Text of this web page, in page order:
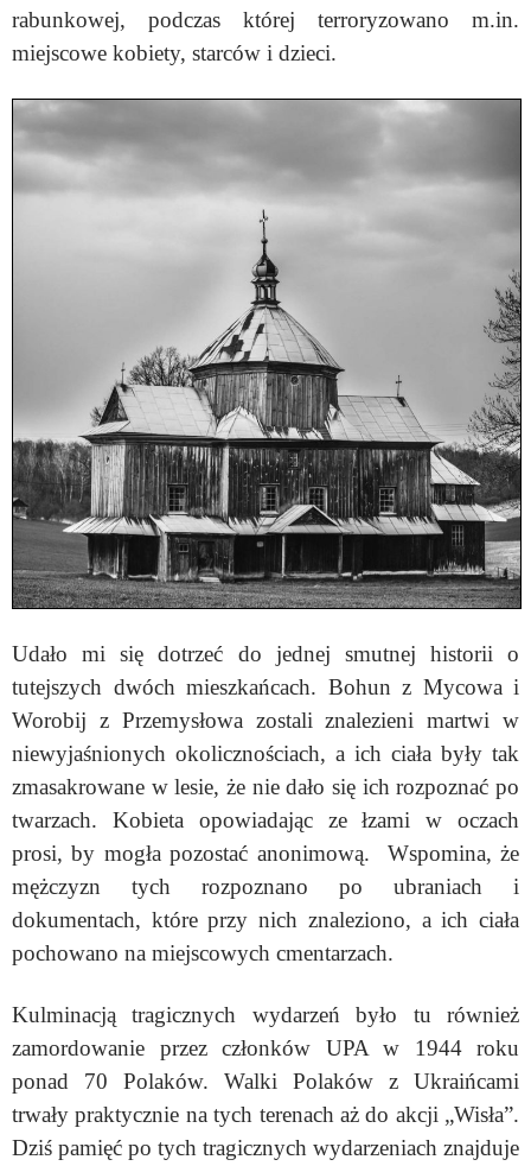
rabunkowej, podczas której terroryzowano m.in.
miejscowe kobiety, starców i dzieci.
Udało mi się dotrzeć do jednej smutnej historii o
tutejszych dwóch mieszkańcach. Bohun z Mycowa i
Worobij z Przemysłowa zostali znalezieni martwi w
niewyjaśnionych okolicznościach, a ich ciała były tak
zmasakrowane w lesie, że nie dało się ich rozpoznać po
twarzach. Kobieta opowiadając ze łzami w oczach
prosi, by mogła pozostać anonimową. Wspomina, że
mężczyzn tych rozpoznano po ubraniach i
dokumentach, które przy nich znaleziono, a ich ciała
pochowano na miejscowych cmentarzach.
Kulminacją tragicznych wydarzeń było tu również
zamordowanie przez członków UPA w 1944 roku
ponad 70 Polaków. Walki Polaków z Ukraińcami
trwały praktycznie na tych terenach aż do akcji „Wisła”.
Dziś pamięć po tych tragicznych wydarzeniach znajduje